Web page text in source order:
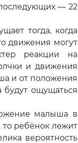
— 22
тогда, когда
движения могут
реакции на
и движения
и от положения
ощущаться
малыша в
ребёнок лежит
вероятность